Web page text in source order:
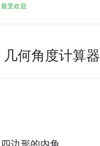
最受欢迎
几何角度计算器